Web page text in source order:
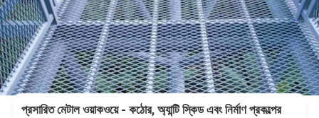
প্রসারিত মেটাল ওয়াকওয়ে - কঠোর, অ্যান্টি স্কিড এবং নির্মাণ প্রকল্পের